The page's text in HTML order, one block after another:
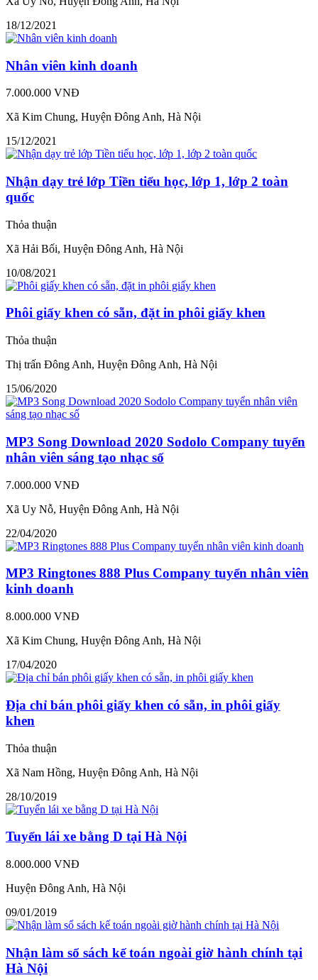
18/12/2021
Nhân viên kinh doanh
7.000.000 VNĐ
Xã Kim Chung, Huyện Đông Anh, Hà Nội
15/12/2021
Nhận dạy trẻ lớp Tiền tiểu học, lớp 1, lớp 2 toàn
quốc
Thỏa thuận
Xã Hải Bối, Huyện Đông Anh, Hà Nội
10/08/2021
Phôi giấy khen có sẵn, đặt in phôi giấy khen
Thỏa thuận
Thị trấn Đông Anh, Huyện Đông Anh, Hà Nội
15/06/2020
MP3 Song Download 2020 Sodolo Company tuyển
nhân viên sáng tạo nhạc số
7.000.000 VNĐ
Xã Uy Nỗ, Huyện Đông Anh, Hà Nội
22/04/2020
MP3 Ringtones 888 Plus Company tuyển nhân viên
kinh doanh
8.000.000 VNĐ
Xã Kim Chung, Huyện Đông Anh, Hà Nội
17/04/2020
Địa chỉ bán phôi giấy khen có sẵn, in phôi giấy
khen
Thỏa thuận
Xã Nam Hồng, Huyện Đông Anh, Hà Nội
28/10/2019
Tuyển lái xe bằng D tại Hà Nội
8.000.000 VNĐ
Huyện Đông Anh, Hà Nội
09/01/2019
Nhận làm sổ sách kế toán ngoài giờ hành chính tại
Hà Nội